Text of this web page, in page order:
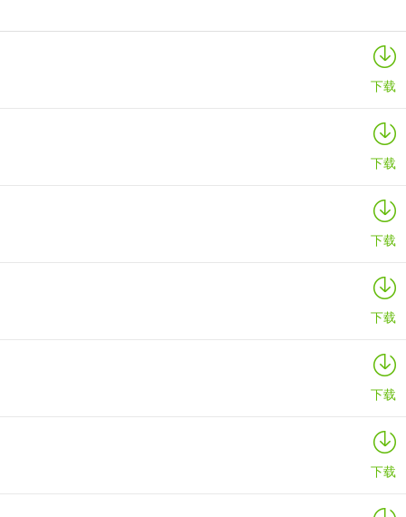
伯吉的温馨厨房手机版
下载
下载
下载
下载
下载
下载